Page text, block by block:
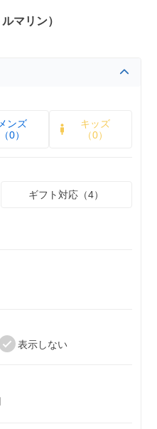
マリン）
メンズ
（0）
キッズ
（0）
ギフト対応（4）
表示しない